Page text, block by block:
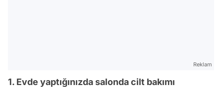
Reklam
1. Evde yaptığınızda salonda cilt bakımı